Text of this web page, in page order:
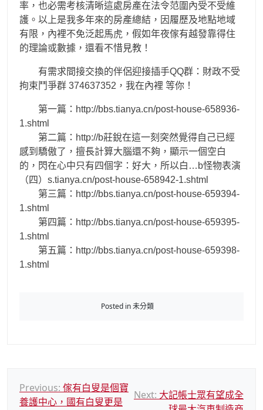
率，也必需考核清晰這處房產在法令范圍內受不受維
護。以上是我多年來的房產總結，因履歷及地點地域
有限，內裡不免泛起馬虎，假如年夜傢有越發靠得住
的理論或數據，還看不惜見教！
有需求間接交換的伴侶迎接插手QQ群：財政不受
拘束鬥爭群 374637352，我在內裡 等你！
第一篇：http://bbs.tianya.cn/post-house-658936-
1.shtml
第二篇：http://b莊銳在這一刻突然覺得自己已經
感到驕傲了，擅長計算大腦還不夠，顯示一個空白
的，閃在心中只有四個字：好大，所以白…b怪物表演
（四）s.tianya.cn/post-house-658942-1.shtml
第三篇：http://bbs.tianya.cn/post-house-659394-
1.shtml
第四篇：http://bbs.tianya.cn/post-house-659395-
1.shtml
第五篇：http://bbs.tianya.cn/post-house-659398-
1.shtml
Posted in 未分類
文
章
Previous: 傢有白叟是個寶
養護中心，國有白叟更是
Next: 大記帳士眾有望成全